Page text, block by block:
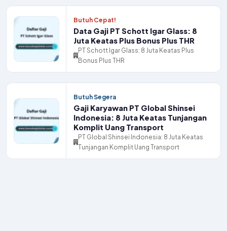
Butuh Cepat!
Data Gaji PT Schott Igar Glass: 8
Juta Keatas Plus Bonus Plus THR
PT Schott Igar Glass: 8 Juta Keatas Plus
Bonus Plus THR
Butuh Segera
Gaji Karyawan PT Global Shinsei
Indonesia: 8 Juta Keatas Tunjangan
Komplit Uang Transport
PT Global Shinsei Indonesia: 8 Juta Keatas
Tunjangan Komplit Uang Transport